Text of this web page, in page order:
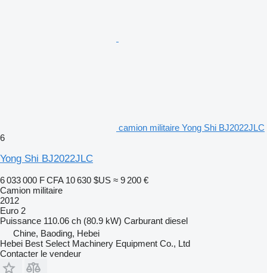
camion militaire Yong Shi BJ2022JLC
6
Yong Shi BJ2022JLC
6 033 000 F CFA 10 630 $US ≈ 9 200 €
Camion militaire
2012
Euro 2
Puissance 110.06 ch (80.9 kW) Carburant diesel
Chine, Baoding, Hebei
Hebei Best Select Machinery Equipment Co., Ltd
Contacter le vendeur